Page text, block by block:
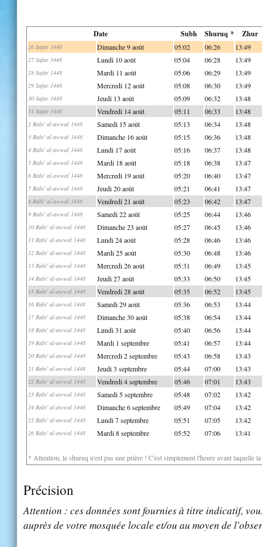
Date Subh Shuruq * Zhur
26 Safar 1448 Dimanche 9 août 05:02 06:26 13:49
27 Safar 1448 Lundi 10 août 05:04 06:28 13:49
28 Safar 1448 Mardi 11 août 05:06 06:29 13:49
29 Safar 1448 Mercredi 12 août 05:08 06:30 13:49
30 Safar 1448 Jeudi 13 août 05:09 06:32 13:48
31 Safar 1448 Vendredi 14 août 05:11 06:33 13:48
2 Rabi' al-awwal 1448 Samedi 15 août 05:13 06:34 13:48
3 Rabi' al-awwal 1448 Dimanche 16 août 05:15 06:36 13:48
4 Rabi' al-awwal 1448 Lundi 17 août 05:16 06:37 13:48
5 Rabi' al-awwal 1448 Mardi 18 août 05:18 06:38 13:47
6 Rabi' al-awwal 1448 Mercredi 19 août 05:20 06:40 13:47
7 Rabi' al-awwal 1448 Jeudi 20 août 05:21 06:41 13:47
8 Rabi' al-awwal 1448 Vendredi 21 août 05:23 06:42 13:47
9 Rabi' al-awwal 1448 Samedi 22 août 05:25 06:44 13:46
10 Rabi' al-awwal 1448 Dimanche 23 août 05:27 06:45 13:46
11 Rabi' al-awwal 1448 Lundi 24 août 05:28 06:46 13:46
12 Rabi' al-awwal 1448 Mardi 25 août 05:30 06:48 13:46
13 Rabi' al-awwal 1448 Mercredi 26 août 05:31 06:49 13:45
14 Rabi' al-awwal 1448 Jeudi 27 août 05:33 06:50 13:45
15 Rabi' al-awwal 1448 Vendredi 28 août 05:35 06:52 13:45
16 Rabi' al-awwal 1448 Samedi 29 août 05:36 06:53 13:44
17 Rabi' al-awwal 1448 Dimanche 30 août 05:38 06:54 13:44
18 Rabi' al-awwal 1448 Lundi 31 août 05:40 06:56 13:44
19 Rabi' al-awwal 1448 Mardi 1 septembre 05:41 06:57 13:44
20 Rabi' al-awwal 1448 Mercredi 2 septembre 05:43 06:58 13:43
21 Rabi' al-awwal 1448 Jeudi 3 septembre 05:44 07:00 13:43
22 Rabi' al-awwal 1448 Vendredi 4 septembre 05:46 07:01 13:43
23 Rabi' al-awwal 1448 Samedi 5 septembre 05:48 07:02 13:42
24 Rabi' al-awwal 1448 Dimanche 6 septembre 05:49 07:04 13:42
25 Rabi' al-awwal 1448 Lundi 7 septembre 05:51 07:05 13:42
26 Rabi' al-awwal 1448 Mardi 8 septembre 05:52 07:06 13:41
* Attention, le shuruq n'est pas une prière ! C'est simplement l'heure avant laquelle
Précision
Attention : ces données sont fournies à titre indicatif,
auprès de votre mosquée locale et/ou au moyen de